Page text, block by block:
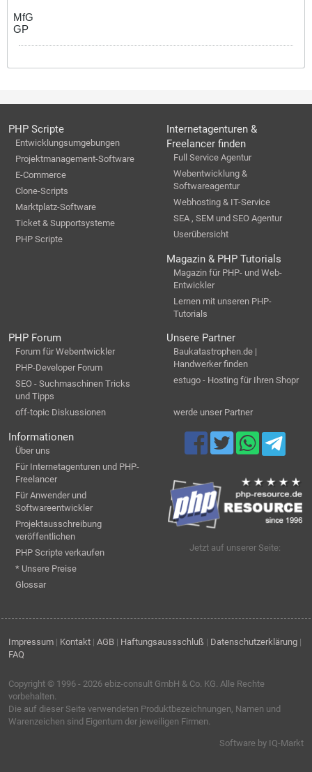
MfG
GP
PHP Scripte
Entwicklungsumgebungen
Projektmanagement-Software
E-Commerce
Clone-Scripts
Marktplatz-Software
Ticket & Supportsysteme
PHP Scripte
Internetagenturen &
Freelancer finden
Full Service Agentur
Webentwicklung &
Softwareagentur
Webhosting & IT-Service
SEA , SEM und SEO Agentur
Userübersicht
Magazin & PHP Tutorials
Magazin für PHP- und Web-
Entwickler
Lernen mit unseren PHP-
Tutorials
PHP Forum
Forum für Webentwickler
PHP-Developer Forum
SEO - Suchmaschinen Tricks
und Tipps
off-topic Diskussionen
Unsere Partner
Baukatastrophen.de |
Handwerker finden
estugo - Hosting für Ihren Shopr
werde unser Partner
Informationen
Über uns
Für Internetagenturen und PHP-
Freelancer
Für Anwender und
Softwareentwickler
Projektausschreibung
veröffentlichen
PHP Scripte verkaufen
* Unsere Preise
Glossar
Jetzt auf unserer Seite:
Impressum | Kontakt | AGB | Haftungsaussschluß | Datenschutzerklärung |
FAQ
Copyright © 1996 - 2026 ebiz-consult GmbH & Co. KG. Alle Rechte
vorbehalten.
Die auf dieser Seite verwendeten Produktbezeichnungen, Namen und
Warenzeichen sind Eigentum der jeweiligen Firmen.
Software by IQ-Markt